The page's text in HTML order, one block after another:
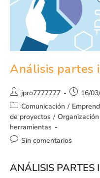
Análisis partes
jpro7777777
16/
Comunicación /
de proyectos /
herramientas
Sin comentarios
ANÁLISIS PARTES